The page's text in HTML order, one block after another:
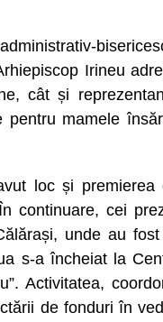
Irineu
cât și
pentru mamele
loc și premierea
continuare, cei
unde au
s-a încheiat la
Activitatea,
de fonduri în